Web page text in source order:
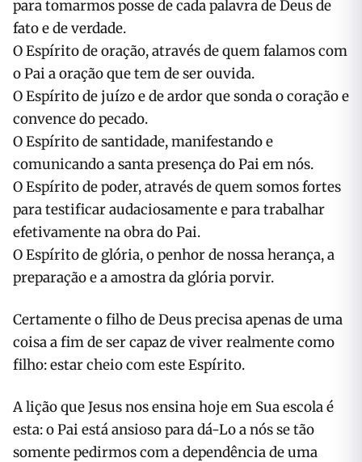
para tomarmos posse de cada palavra de Deus de
fato e de verdade.
O Espírito de oração, através de quem falamos com
o Pai a oração que tem de ser ouvida.
O Espírito de juízo e de ardor que sonda o coração e
convence do pecado.
O Espírito de santidade, manifestando e
comunicando a santa presença do Pai em nós.
O Espírito de poder, através de quem somos fortes
para testificar audaciosamente e para trabalhar
efetivamente na obra do Pai.
O Espírito de glória, o penhor de nossa herança, a
preparação e a amostra da glória porvir.
Certamente o filho de Deus precisa apenas de uma
coisa a fim de ser capaz de viver realmente como
filho: estar cheio com este Espírito.
A lição que Jesus nos ensina hoje em Sua escola é
esta: o Pai está ansioso para dá-Lo a nós se tão
somente pedirmos com a dependência de uma